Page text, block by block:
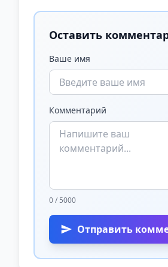
Оставить
Ваше имя
Комментарий
0 / 5000
Отправить